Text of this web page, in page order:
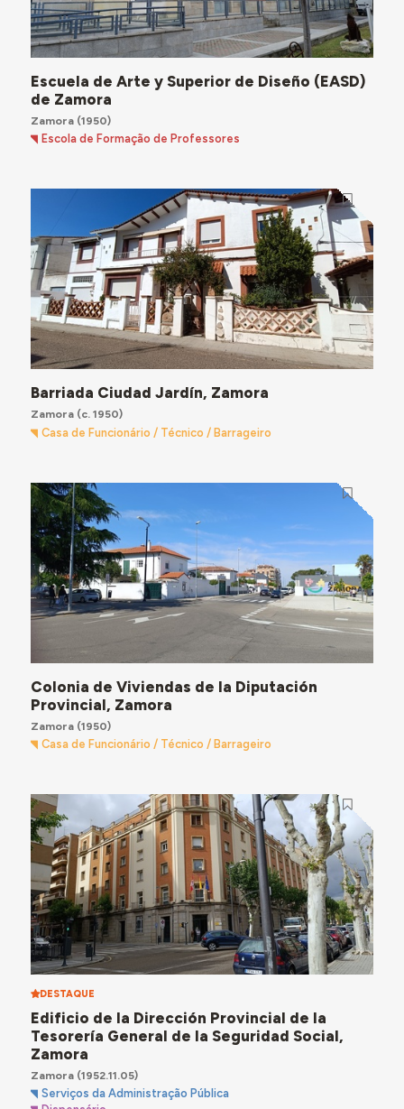
Escuela de Arte y Superior de Diseño (EASD)
de Zamora
Zamora(1950)
Escola de Formação de Professores
Barriada Ciudad Jardín, Zamora
Zamora(c. 1950)
Casa de Funcionário / Técnico / Barrageiro
Colonia de Viviendas de la Diputación
Provincial, Zamora
Zamora(1950)
Casa de Funcionário / Técnico / Barrageiro
DESTAQUE
Edificio de la Dirección Provincial de la
Tesorería General de la Seguridad Social,
Zamora
Zamora(1952.11.05)
Serviços da Administração Pública